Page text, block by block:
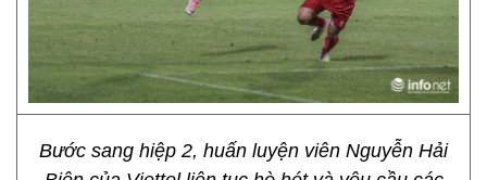
Bước sang hiệp 2, huấn luyện viên Nguyễn Hải